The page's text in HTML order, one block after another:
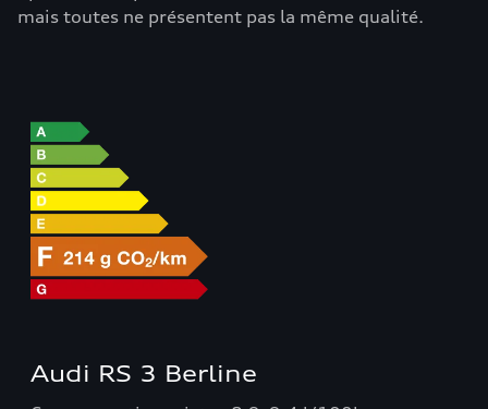
mais toutes ne présentent pas la même qualité.
Audi RS 3 Berline